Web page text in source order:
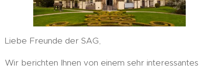
Liebe Freunde der SAG,
Wir berichten Ihnen von einem sehr interessantes